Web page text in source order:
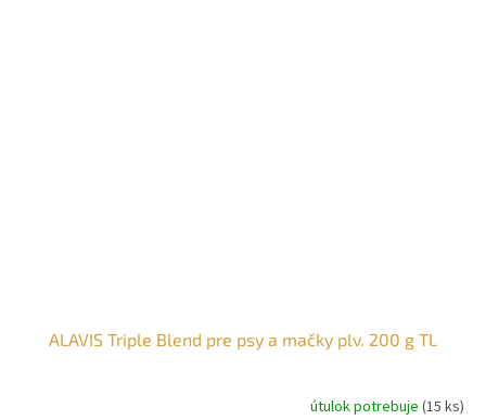
ALAVIS Triple Blend pre psy a mačky plv. 200 g TL
útulok potrebuje (15 ks)